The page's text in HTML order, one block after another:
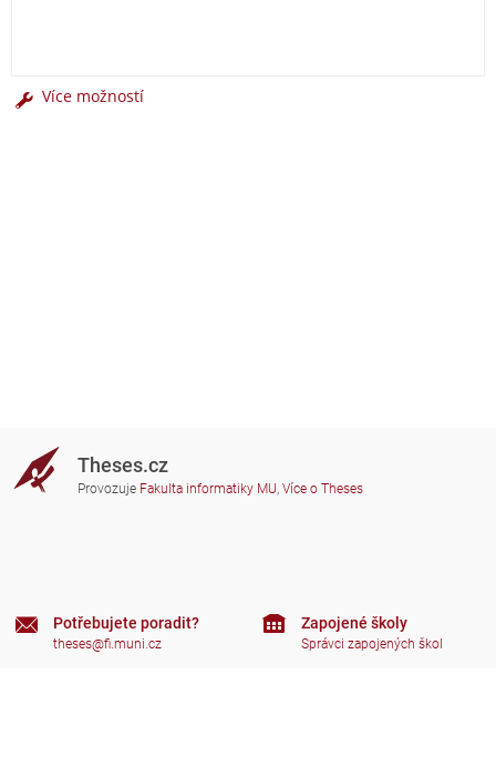
Více možností
Theses.cz
Provozuje Fakulta informatiky MU, Více o Theses
Potřebujete poradit?
theses@fi.muni.cz
Zapojené školy
Správci zapojených škol